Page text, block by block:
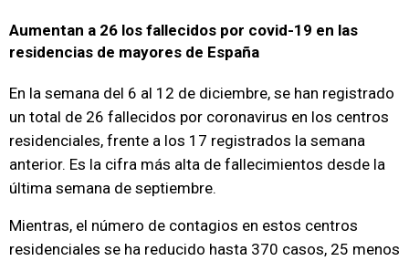
Aumentan a 26 los fallecidos por covid-19 en las
residencias de mayores de España
En la semana del 6 al 12 de diciembre, se han registrado
un total de 26 fallecidos por coronavirus en los centros
residenciales, frente a los 17 registrados la semana
anterior. Es la cifra más alta de fallecimientos desde la
última semana de septiembre.
Mientras, el número de contagios en estos centros
residenciales se ha reducido hasta 370 casos, 25 menos